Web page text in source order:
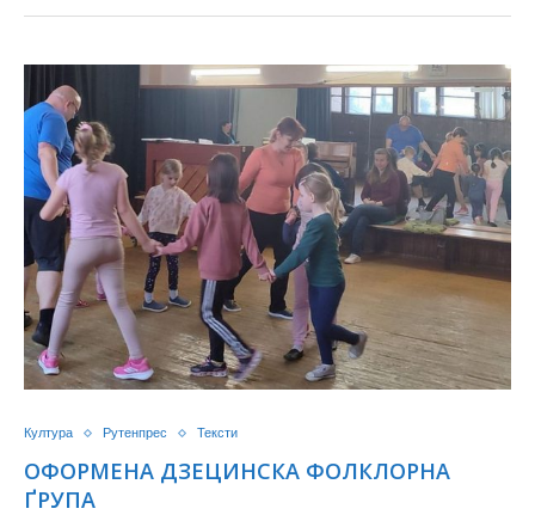
Култура Рутенпрес Тексти
ОФОРМЕНА ДЗЕЦИНСКА ФОЛКЛОРНА
ҐРУПА